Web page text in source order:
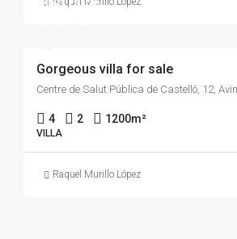
Gorgeous villa for sale
4 2 1200m²
VILLA
Raquel Murillo López